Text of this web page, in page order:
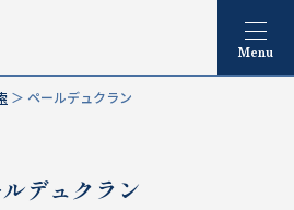
ペールデュクラン
デュクラン